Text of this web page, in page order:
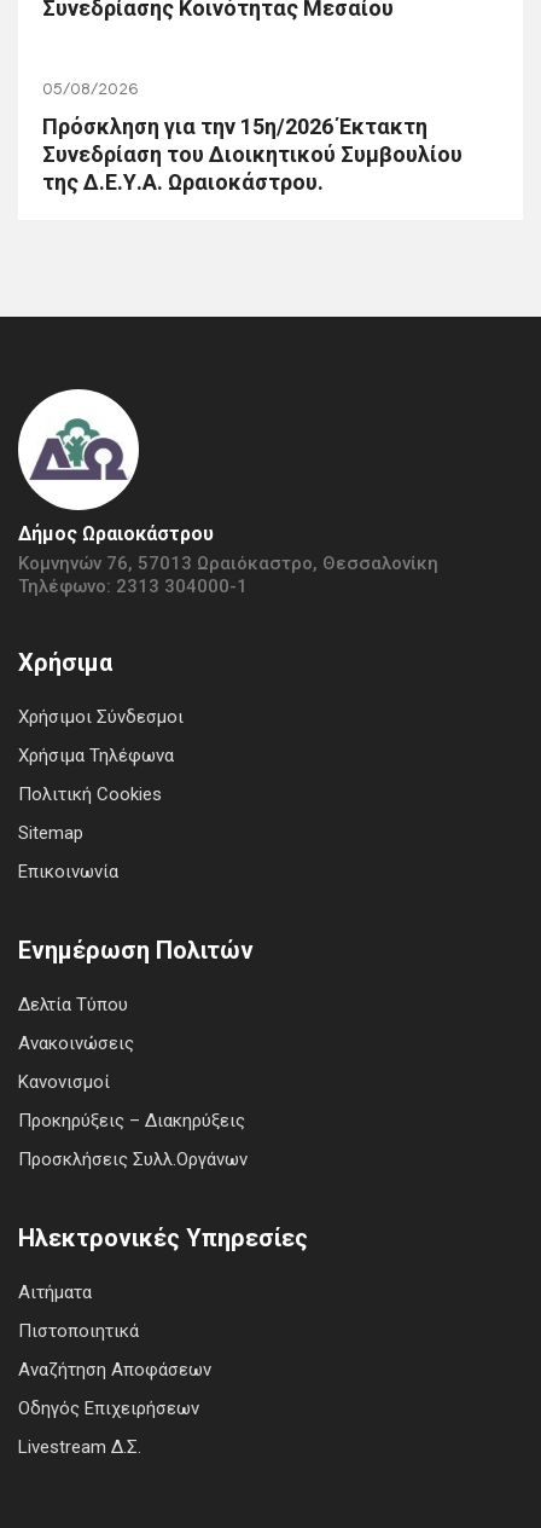
Συνεδρίασης Κοινότητας Μεσαίου
05/08/2026
Πρόσκληση για την 15η/2026 Έκτακτη
Συνεδρίαση του Διοικητικού Συμβουλίου
της Δ.Ε.Υ.Α. Ωραιοκάστρου.
Δήμος Ωραιοκάστρου
Κομνηνών 76, 57013 Ωραιόκαστρο, Θεσσαλονίκη
Τηλέφωνο: 2313 304000-1
Χρήσιμα
Χρήσιμοι Σύνδεσμοι
Χρήσιμα Τηλέφωνα
Πολιτική Cookies
Sitemap
Επικοινωνία
Ενημέρωση Πολιτών
Δελτία Τύπου
Ανακοινώσεις
Κανονισμοί
Προκηρύξεις – Διακηρύξεις
Προσκλήσεις Συλλ.Οργάνων
Ηλεκτρονικές Υπηρεσίες
Αιτήματα
Πιστοποιητικά
Αναζήτηση Αποφάσεων
Οδηγός Επιχειρήσεων
Livestream Δ.Σ.